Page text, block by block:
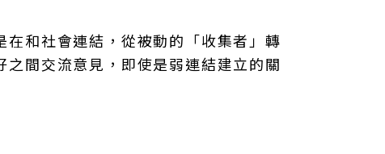
和社會連結，從被動的「收集者」轉
間交流意見，即使是弱連結建立的關